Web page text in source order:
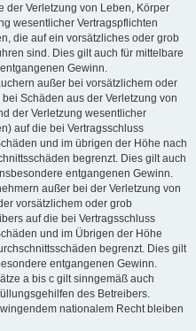
der Verletzung von Leben, Körper
wesentlicher Vertragspflichten
die auf ein vorsätzliches oder grob
sind. Dies gilt auch für mittelbare
Gewinn.
außer bei vorsätzlichem oder
Schäden aus der Verletzung von
der Verletzung wesentlicher
auf die bei Vertragsschluss
und im übrigen der Höhe nach
begrenzt. Dies gilt auch
entgangenen Gewinn.
außer bei der Verletzung von
vorsätzlichem oder grob
auf die bei Vertragsschluss
und im Übrigen der Höhe
begrenzt. Dies gilt
entgangenen Gewinn.
a bis c gilt sinngemäß auch
des Betreibers.
nationalem Recht bleiben